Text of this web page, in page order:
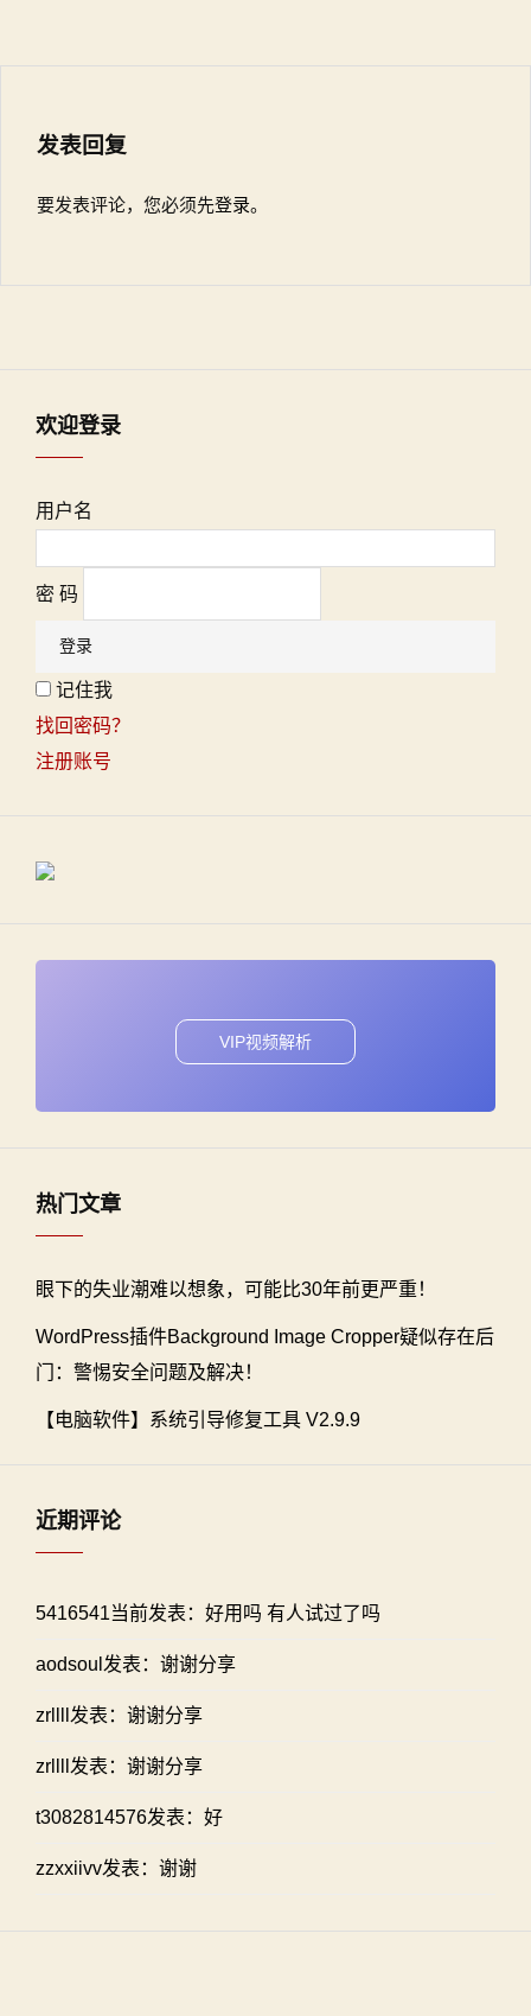
发表回复
要发表评论，您必须先登录。
欢迎登录
用户名
密 码
记住我
找回密码？
注册账号
VIP视频解析
热门文章
眼下的失业潮难以想象，可能比30年前更严重！
WordPress插件Background Image Cropper疑似存在后
门：警惕安全问题及解决！
【电脑软件】系统引导修复工具 V2.9.9
近期评论
5416541当前发表：好用吗 有人试过了吗
aodsoul发表：谢谢分享
zrllll发表：谢谢分享
zrllll发表：谢谢分享
t3082814576发表：好
zzxxiivv发表：谢谢